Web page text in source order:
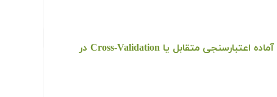
دانلود رایگان کدها و برنامه های آماده اعتبارسنجی متقابل یا Cross-Validation در